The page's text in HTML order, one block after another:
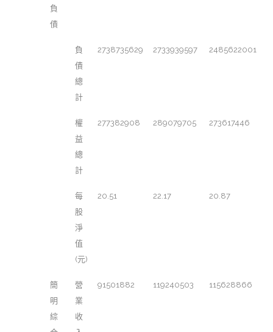
負
債
負
債
總
計
2738735629 2733939597 2485622001
權
益
總
計
277382908 289079705 273617446
每
股
淨
值
(元)
20.51 22.17 20.87
簡
明
綜
營
業
收
91501882 119240503 115628866